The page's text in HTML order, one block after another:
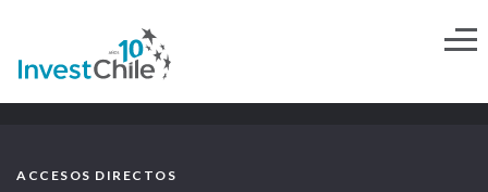
ACCESOS DIRECTOS